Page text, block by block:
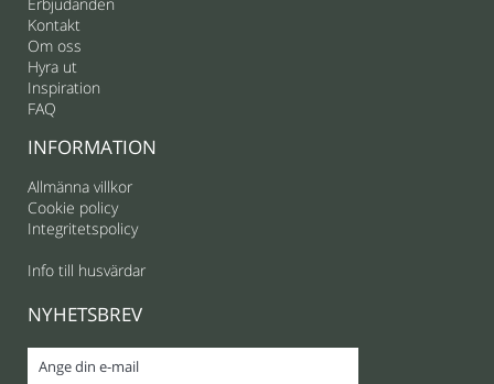
Kontakt
Om oss
Hyra ut
Inspiration
FAQ
INFORMATION
Allmänna villkor
Cookie policy
Integritetspolicy
Info till husvärdar
NYHETSBREV